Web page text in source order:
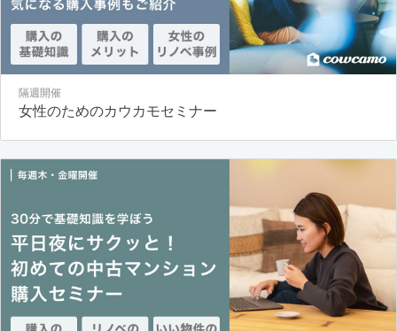
隔週開催
女性のためのカウカモセミナー